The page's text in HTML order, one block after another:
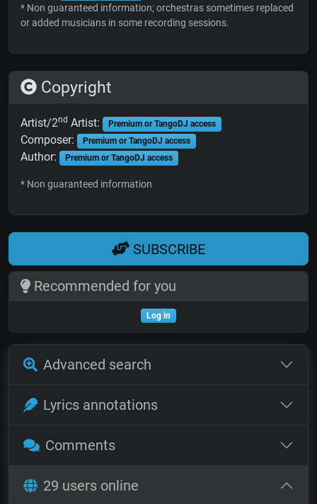
* Non guaranteed information; orchestras sometimes replaced
or added musicians in some recording sessions.
Copyright
Artist/2nd Artist: Premium or TangoDJ access
Composer: Premium or TangoDJ access
Author: Premium or TangoDJ access
* Non guaranteed information
SUBSCRIBE
Recommended for you
Log in
Advanced search
Lyrics annotations
Comments
29 users online